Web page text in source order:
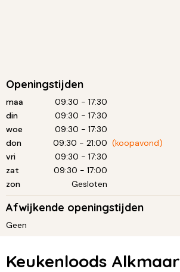
Openingstijden
maa
09:30 - 17:30
din
09:30 - 17:30
woe
09:30 - 17:30
don
09:30 - 21:00 (koopavond)
vri
09:30 - 17:30
zat
09:30 - 17:00
zon
Gesloten
Afwijkende openingstijden
Geen
Keukenloods Alkmaar